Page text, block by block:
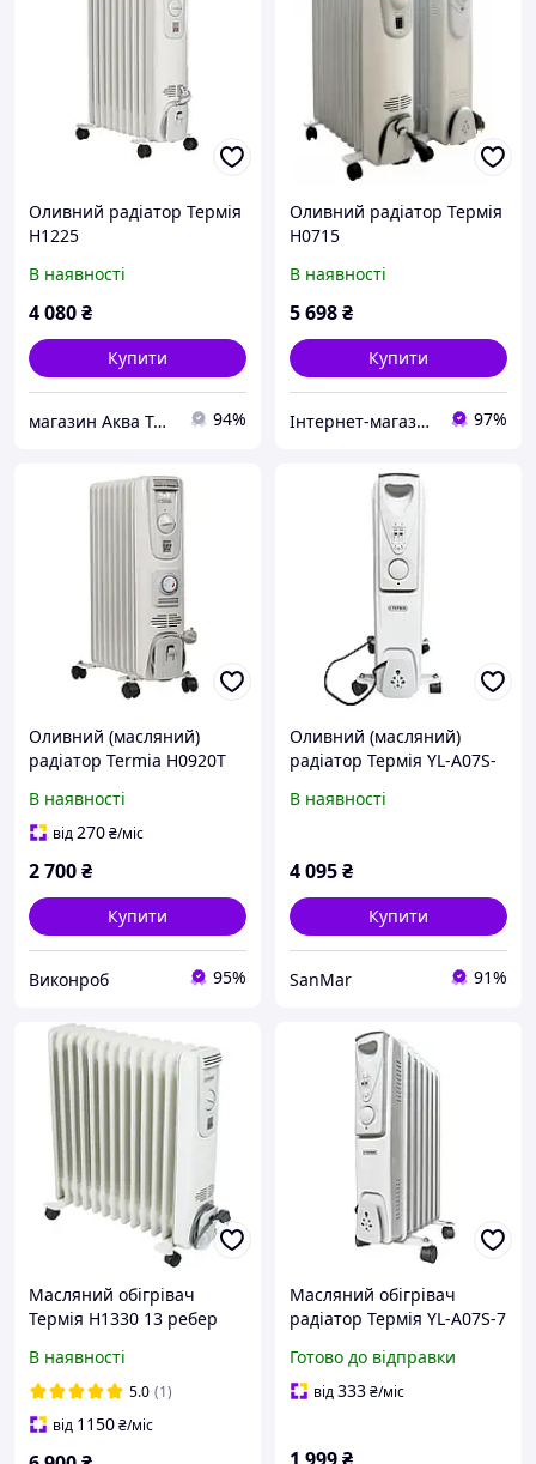
Оливний радіатор Термія
Н1225
В наявності
4 080₴
Купити
магазин Аква Техник 94%
Оливний радіатор Термія
Н0715
В наявності
5 698₴
Купити
Інтернет-магазин ЗНАКОМО! Відправка від 1 до 5 днів! На деякі товари може бути передплата! 97%
Оливний (масляний)
радіатор Termia Н0920Т
В наявності
від270₴/міс
2 700₴
Купити
Виконроб 95%
Оливний (масляний)
радіатор Термія YL-A07S-
В наявності
4 095₴
Купити
SanMar 91%
Масляний обігрівач
Термія Н1330 13 ребер
В наявності
5.0 (1)
від 1150₴/міс
Масляний обігрівач
радіатор Термія YL-A07S-7
Готово до відправки
від333₴/міс